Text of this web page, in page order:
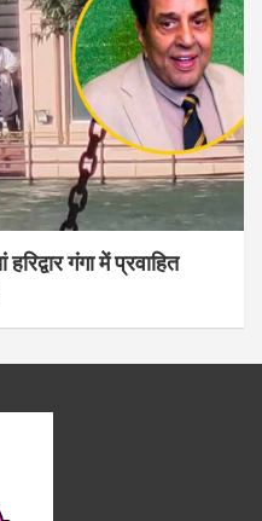
गंगा में प्रवाहित